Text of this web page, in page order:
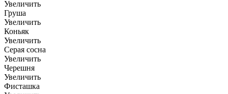
Увеличить
Груша
Увеличить
Коньяк
Увеличить
Серая сосна
Увеличить
Черешня
Увеличить
Фисташка